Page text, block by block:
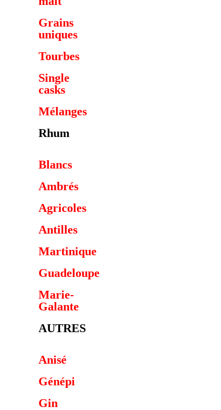
Grains
uniques
Tourbes
Single
casks
Mélanges
Rhum
Blancs
Ambrés
Agricoles
Antilles
Martinique
Guadeloupe
Marie-
Galante
AUTRES
Anisé
Génépi
Gin